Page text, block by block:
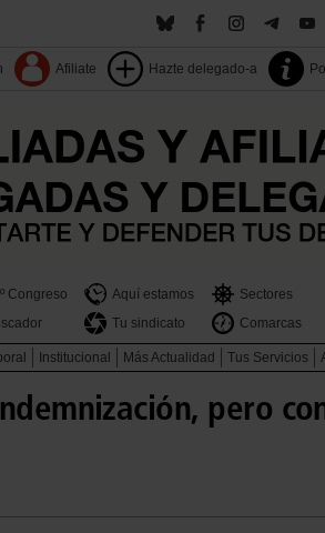
Afiliate Hazte delegado-a
Congreso Aquí estamos Sectores
Tu sindicato Comarcas
Institucional Más Actualidad Tus Servicios
pero